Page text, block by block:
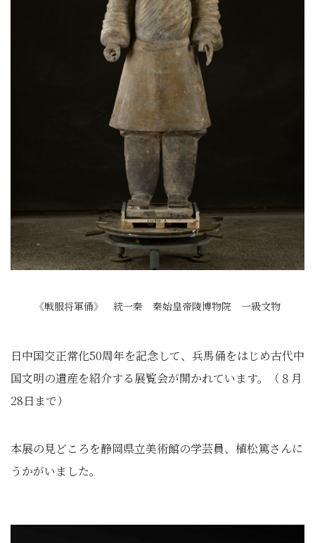
《戦服将軍俑》 統一秦 秦始皇帝陵博物院 一級文物
日中国交正常化50周年を記念して、兵馬俑をはじめ古代中
国文明の遺産を紹介する展覧会が開かれています。（８月
28日まで）
本展の見どころを静岡県立美術館の学芸員、植松篤さんに
うかがいました。